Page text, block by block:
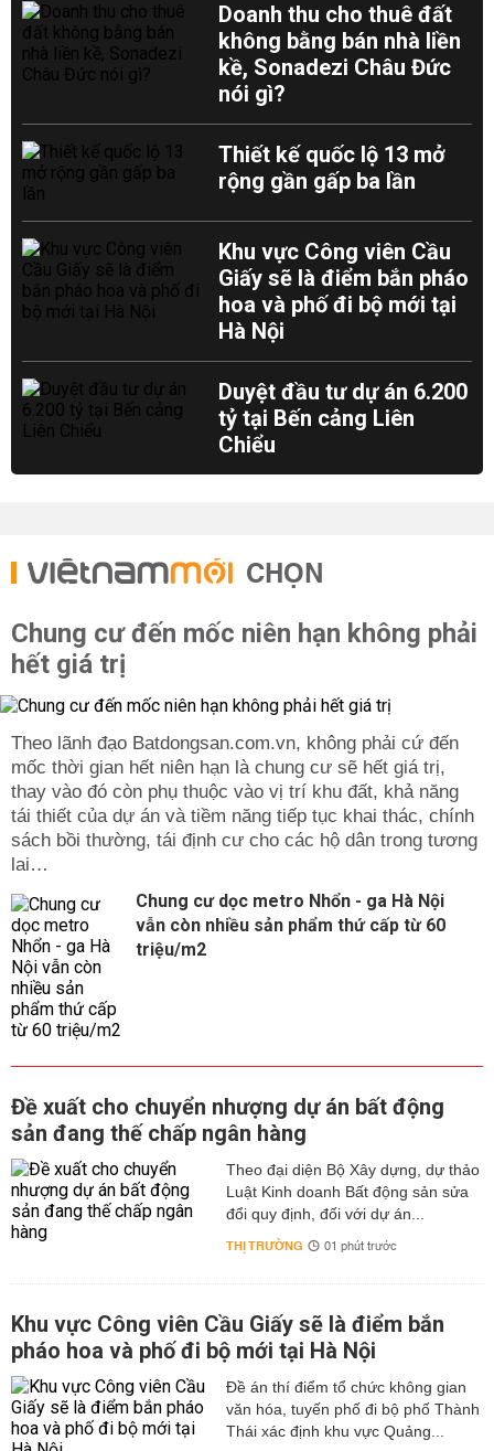
Doanh thu cho thuê đất
không bằng bán nhà liền
kề, Sonadezi Châu Đức
nói gì?
Thiết kế quốc lộ 13 mở
rộng gần gấp ba lần
Khu vực Công viên Cầu
Giấy sẽ là điểm bắn pháo
hoa và phố đi bộ mới tại
Hà Nội
Duyệt đầu tư dự án 6.200
tỷ tại Bến cảng Liên
Chiểu
CHỌN
Chung cư đến mốc niên hạn không phải
hết giá trị
Theo lãnh đạo Batdongsan.com.vn, không phải cứ đến
mốc thời gian hết niên hạn là chung cư sẽ hết giá trị,
thay vào đó còn phụ thuộc vào vị trí khu đất, khả năng
tái thiết của dự án và tiềm năng tiếp tục khai thác, chính
sách bồi thường, tái định cư cho các hộ dân trong tương
lai…
Chung cư dọc metro Nhổn - ga Hà Nội
vẫn còn nhiều sản phẩm thứ cấp từ 60
triệu/m2
Đề xuất cho chuyển nhượng dự án bất động
sản đang thế chấp ngân hàng
Theo đại diện Bộ Xây dựng, dự thảo
Luật Kinh doanh Bất động sản sửa
đổi quy định, đối với dự án...
THỊ TRƯỜNG 01 phút trước
Khu vực Công viên Cầu Giấy sẽ là điểm bắn
pháo hoa và phố đi bộ mới tại Hà Nội
Đề án thí điểm tổ chức không gian
văn hóa, tuyến phố đi bộ phố Thành
Thái xác định khu vực Quảng...